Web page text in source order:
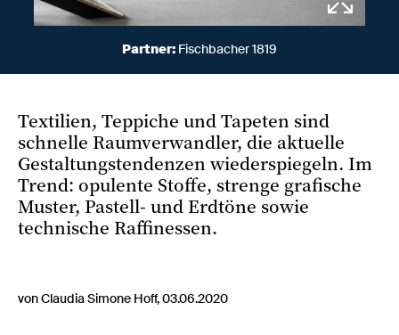
Partner: Fischbacher 1819
Textilien, Teppiche und Tapeten sind
schnelle Raumverwandler, die aktuelle
Gestaltungstendenzen wiederspiegeln. Im
Trend: opulente Stoffe, strenge grafische
Muster, Pastell- und Erdtöne sowie
technische Raffinessen.
von Claudia Simone Hoff, 03.06.2020